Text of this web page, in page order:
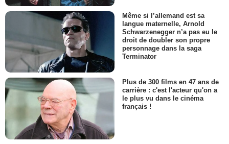
Même si l’allemand est sa
langue maternelle, Arnold
Schwarzenegger n’a pas eu le
droit de doubler son propre
personnage dans la saga
Terminator
Plus de 300 films en 47 ans de
carrière : c'est l'acteur qu'on a
le plus vu dans le cinéma
français !